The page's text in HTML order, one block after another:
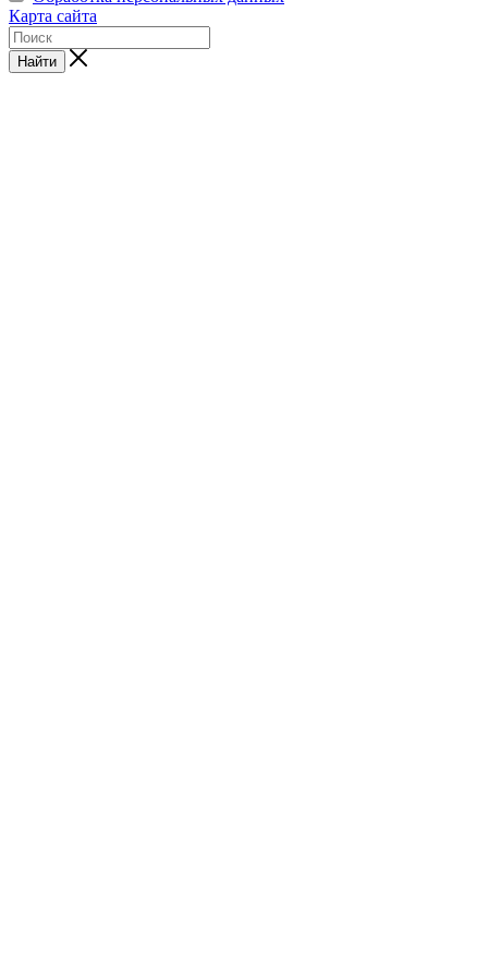
Карта сайта
Найти